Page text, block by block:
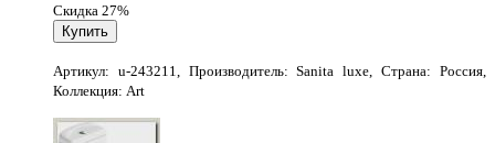
Скидка 27%
Артикул: u-243211, Производитель: Sanita luxe, Страна: Россия,
Коллекция: Art